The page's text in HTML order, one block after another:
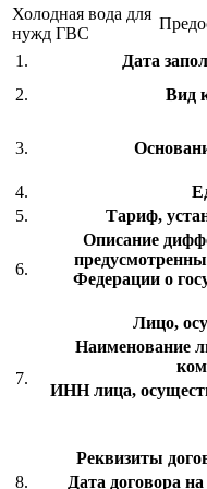
Холодная вода для
нужд ГВС
1.
Дата
2.
Вид
3.
4.
5.
Тариф,
6.
Описание
Федерации о
7.
Лицо,
Наименование
ИНН лица,
8.
Реквизиты
Дата договора